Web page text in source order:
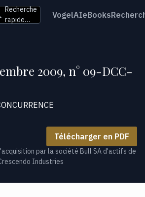
Recherche
rapide…
VogelAIeBooks
2009, n° 09-DCC-
Télécharger en PDF
par la société Bull SA d'actifs de
Industries